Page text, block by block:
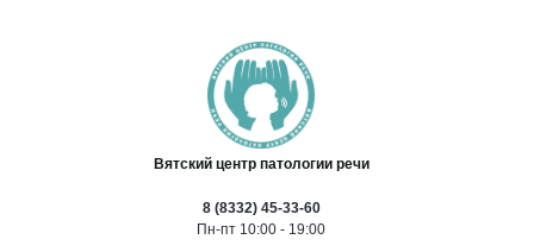
Вятский центр патологии речи
8 (8332) 45-33-60
Пн-пт 10:00 - 19:00